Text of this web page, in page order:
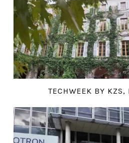
TECHWEEK BY KZS,